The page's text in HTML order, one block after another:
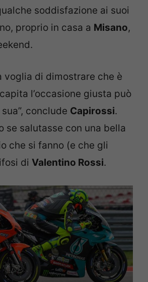
soddisfazione ai suoi
proprio in casa a Misano,
voglia di dimostrare che è
l’occasione giusta può
conclude Capirossi.
se salutasse con una bella
che si fanno (e che gli
di Valentino Rossi.